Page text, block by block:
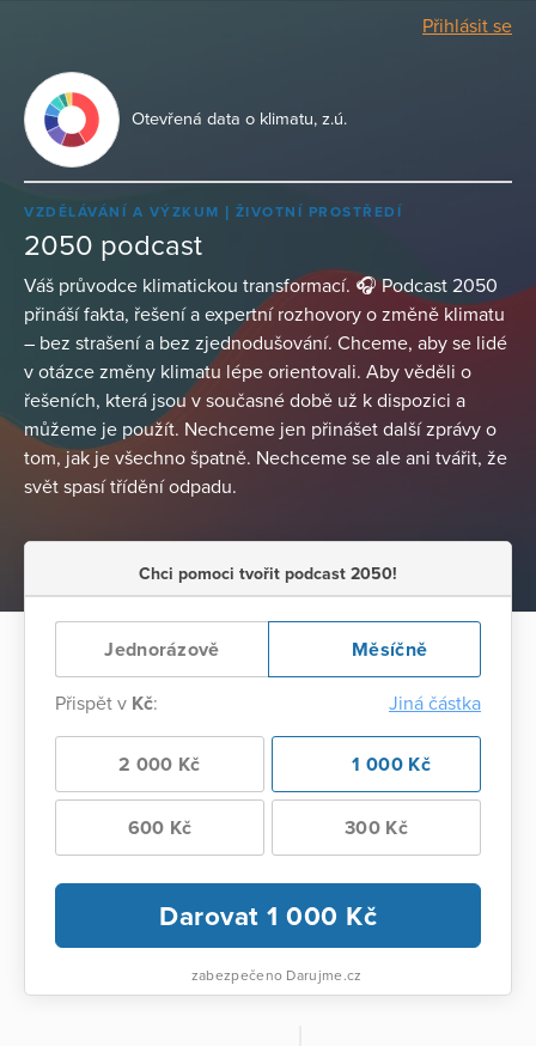
Přihlásit se
Otevřená data o klimatu, z.ú.
VZDĚLÁVÁNÍ A VÝZKUM ŽIVOTNÍ PROSTŘEDÍ
2050 podcast
Váš průvodce klimatickou transformací. 🎧 Podcast 2050
přináší fakta, řešení a expertní rozhovory o změně klimatu
– bez strašení a bez zjednodušování. Chceme, aby se lidé
v otázce změny klimatu lépe orientovali. Aby věděli o
řešeních, která jsou v současné době už k dispozici a
můžeme je použít. Nechceme jen přinášet další zprávy o
tom, jak je všechno špatně. Nechceme se ale ani tvářit, že
svět spasí třídění odpadu.
Chci pomoci tvořit podcast 2050!
Jednorázově Měsíčně
Přispět v Kč: Jiná částka
2 000 Kč 1 000 Kč
600 Kč 300 Kč
Darovat 1 000 Kč
zabezpečeno Darujme.cz